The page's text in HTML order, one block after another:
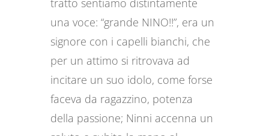
una voce: “grande NINO!!”, era un
signore con i capelli bianchi, che
per un attimo si ritrovava ad
incitare un suo idolo, come forse
faceva da ragazzino, potenza
della passione; Ninni accenna un